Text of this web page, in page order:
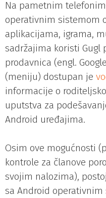
Na pametnim
operativnim sistemom
aplikacijama, igrama,
sadržajima koristi Gugl
prodavnica (engl.
(meniju) dostupan je
informacije o
uputstva za
Android uređajima.
Osim ove mogućnosti
kontrole za članove
svojim nalozima),
sa Android